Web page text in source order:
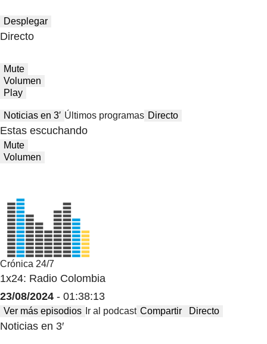
Desplegar
Directo
Mute
Volumen
Play
Noticias en 3′ Últimos programas Directo
Estas escuchando
Mute
Volumen
Crónica 24/7
1x24: Radio Colombia
23/08/2024 - 01:38:13
Ver más episodios Ir al podcast Compartir Directo
Noticias en 3′